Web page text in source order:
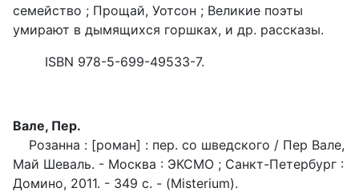
семейство ; Прощай, Уотсон ; Великие поэты
умирают в дымящихся горшках, и др. рассказы.
ISBN 978-5-699-49533-7.
Вале, Пер.
Розанна : [роман] : пер. со шведского / Пер Вале,
Май Шеваль. - Москва : ЭКСМО ; Санкт-Петербург :
Домино, 2011. - 349 с. - (Misterium).